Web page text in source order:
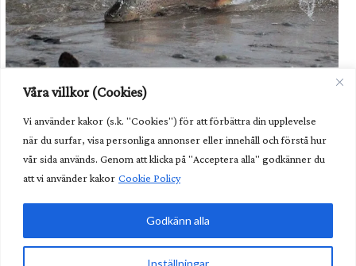
Våra villkor (Cookies)
Vi använder kakor (s.k. "Cookies") för att förbättra din upplevelse
när du surfar, visa personliga annonser eller innehåll och förstå hur
vår sida används. Genom att klicka på "Acceptera alla" godkänner du
att vi använder kakor Cookie Policy
Inställningar
Godkänn alla
odling av utsättning. Foto: Havs- och vattenmyndigheten.
Unik fisk behöver fortsatt hjälp
Kunglig glans över nya fiskvägen